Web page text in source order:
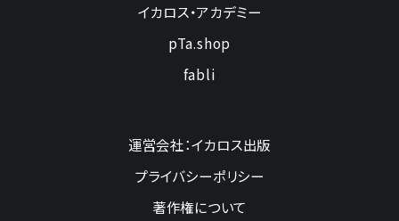
イカロス・アカデミー
pTa.shop
fabli
運営会社：イカロス出版
プライバシーポリシー
著作権について